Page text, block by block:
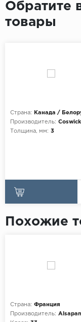
Обратите
товары
Страна:
Канада /
Производитель: Coswick
Толщина, мм: 3
Похожие
Страна: Франция
Производитель: Alsapan